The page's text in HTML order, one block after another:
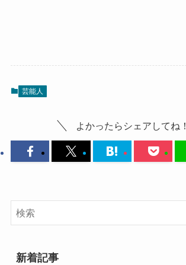
芸能人
よかったらシェアしてね！
新着記事